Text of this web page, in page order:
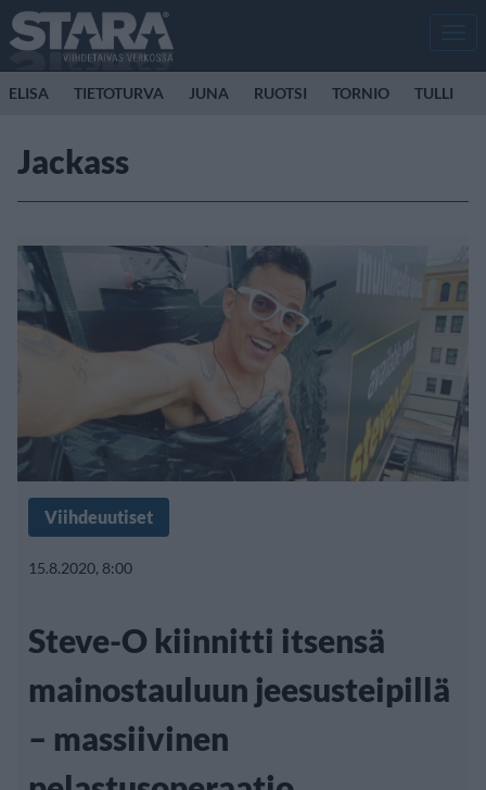
ELISA TIETOTURVA JUNA RUOTSI TORNIO TULLI
Jackass
Viihdeuutiset
15.8.2020, 8:00
Steve-O kiinnitti itsensä
mainostauluun jeesusteipillä
– massiivinen